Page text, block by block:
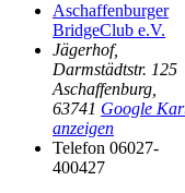
Aschaffenburger
BridgeClub e.V.
Jägerhof,
Darmstädtstr. 125
Aschaffenburg,
63741 Google
anzeigen
Telefon 06027-
400427